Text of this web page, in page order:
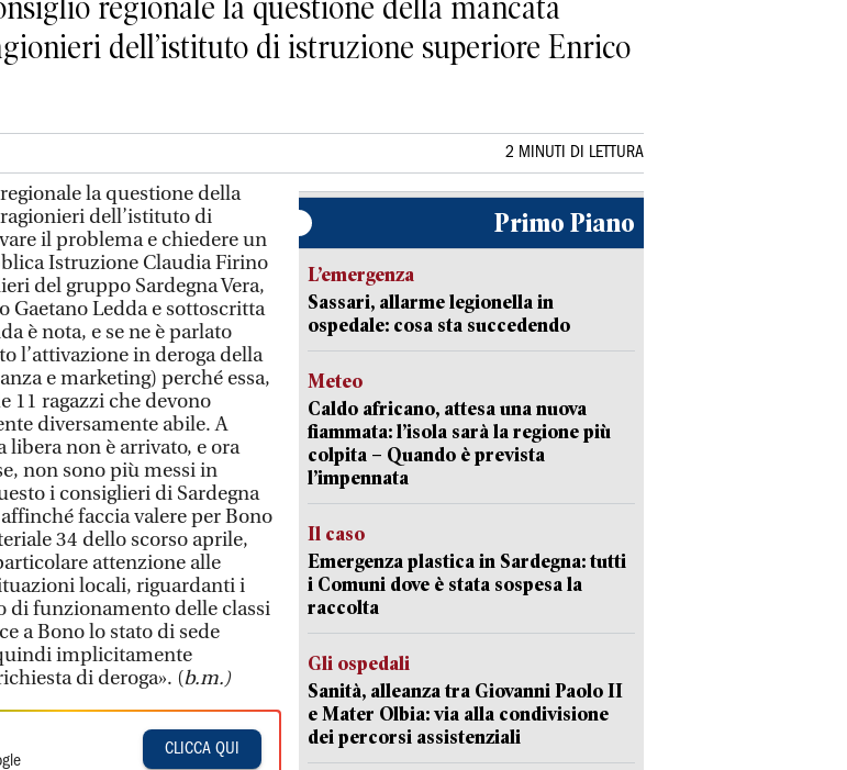
regionale la questione della mancata
dell’istituto di istruzione superiore Enrico
2 MINUTI DI LETTURA
la questione della
dell’istituto di
il problema e chiedere un
Istruzione Claudia Firino
del gruppo Sardegna Vera,
Ledda e sottoscritta
è nota, e se ne è parlato
l’attivazione in deroga della
e marketing) perché essa,
11 ragazzi che devono
diversamente abile. A
non è arrivato, e ora
non sono più messi in
i consiglieri di Sardegna
faccia valere per Bono
34 dello scorso aprile,
attenzione alle
locali, riguardanti i
di funzionamento delle classi
a Bono lo stato di sede
implicitamente
di deroga». (b.m.)
CLICCA QUI
Primo Piano
L’emergenza
Sassari, allarme legionella in
ospedale: cosa sta succedendo
Meteo
Caldo africano, attesa una nuova
fiammata: l’isola sarà la regione più
colpita – Quando è prevista
l’impennata
Il caso
Emergenza plastica in Sardegna: tutti
i Comuni dove è stata sospesa la
raccolta
Gli ospedali
Sanità, alleanza tra Giovanni Paolo II
e Mater Olbia: via alla condivisione
dei percorsi assistenziali